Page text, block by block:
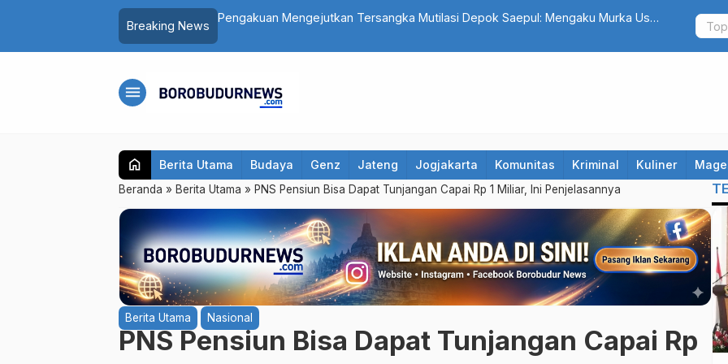
Breaking News
Pengakuan Mengejutkan Tersangka Mutilasi Depok Saepul: Mengaku Murka Usai
Daftar 8
menu
home Berita Utama Budaya Genz Jateng Jogjakarta Komunitas Kriminal Kuliner
Beranda » Berita Utama » PNS Pensiun Bisa Dapat Tunjangan Capai Rp 1 Miliar, Ini Penjelasannya
Berita Utama Nasional
PNS Pensiun Bisa Dapat Tunjangan Capai Rp